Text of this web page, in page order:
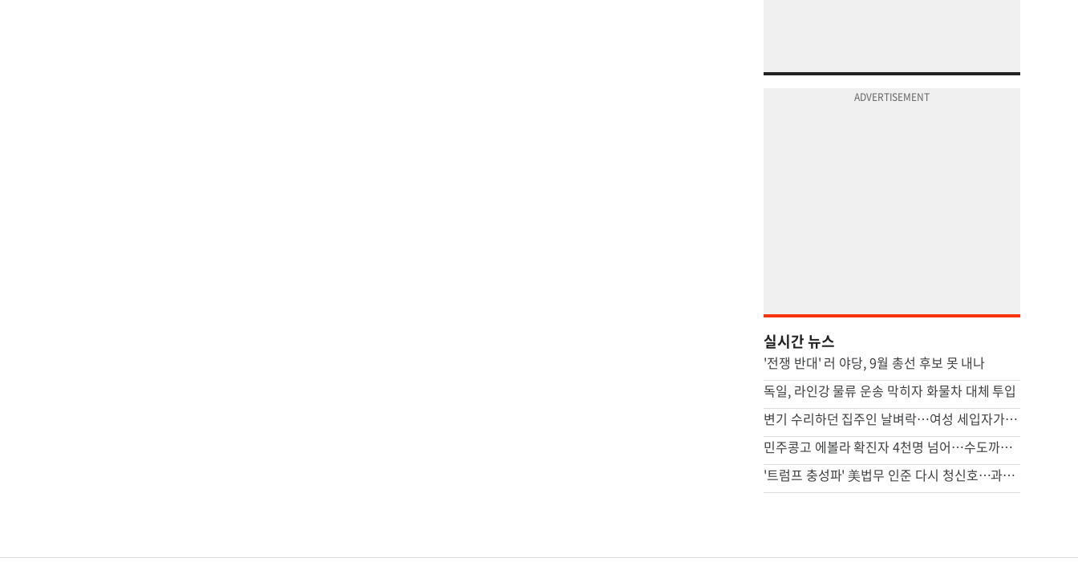
실시간 뉴스
'전쟁 반대' 러 야당, 9월 총선 후보 못 내나
독일, 라인강 물류 운송 막히자 화물차 대체 투입
변기 수리하던 집주인 날벼락…여성 세입자가 흉기로 찔렀다
민주콩고 에볼라 확진자 4천명 넘어…수도까지 번질라 비상
'트럼프 충성파' 美법무 인준 다시 청신호…과반 찬성표 확보(종합)